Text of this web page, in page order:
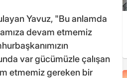
Yavuz, "Bu anlamda
devam etmemiz
var gücümüzle çalışan
etmemiz gereken bir